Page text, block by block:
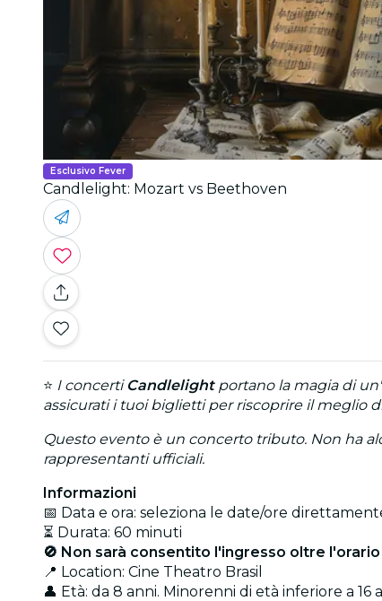
Esclusivo Fever
Candlelight: Mozart vs Beethoven
⭐ I concerti Candlelightportano la magia di
assicurati i tuoi biglietti per riscoprire il meglio
Questo evento è un concerto tributo. Non ha
rappresentanti ufficiali.
Informazioni
📅 Data e ora: seleziona le date/ore
⏳ Durata: 60 minuti
🚫 Non sarà consentito l'ingresso oltre
📍 Location: Cine Theatro Brasil
👤 Età: da 8 anni. Minorenni di età inferiore a